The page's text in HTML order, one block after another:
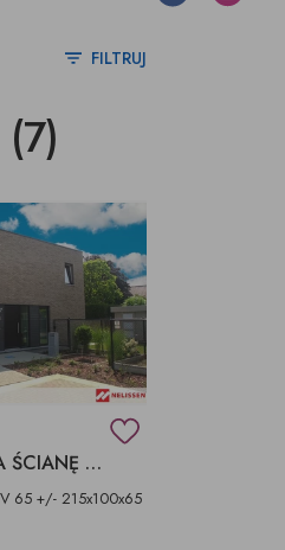
FILTRUJ
(7)
SZARA CEGŁA NA ŚCIANĘ Z TELEWIZOREM CAP GRIS
65 +/- 215x100x65